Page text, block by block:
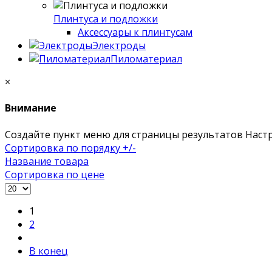
Плинтуса и подложки
Аксессуары к плинтусам
Электроды
Пиломатериал
×
Внимание
Создайте пункт меню для страницы результатов
Сортировка по порядку +/-
Название товара
Сортировка по цене
1
2
В конец